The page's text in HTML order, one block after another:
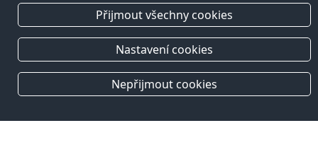
Přijmout všechny cookies
Nastavení cookies
Nepřijmout cookies